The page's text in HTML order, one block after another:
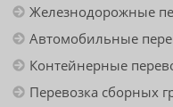
Железнодорожные
Автомобильные
Контейнерные
Перевозка сборных